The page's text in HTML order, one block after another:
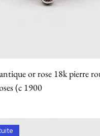
or rose 18k pierre
(c 1900